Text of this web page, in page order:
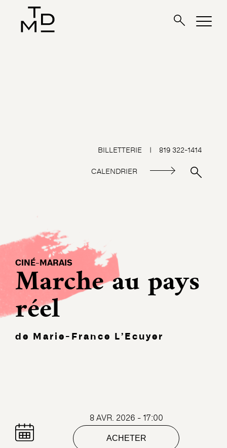
BILLETTERIE | 819 322-1414
CALENDRIER
CINÉ-MARAIS
Marche au pays
réel
de Marie-France L’Ecuyer
8 AVR. 2026 - 17:00
ACHETER